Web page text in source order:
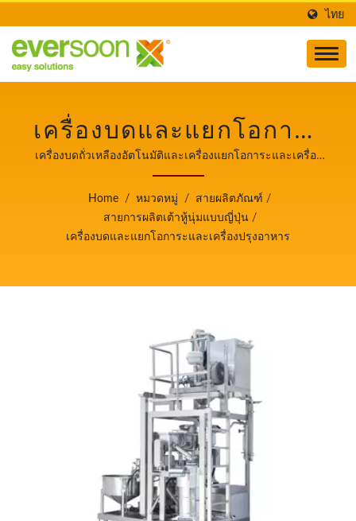
ไทย
เครื่องบดและแยกโอการะ
และเครื่องปรุงอาหารเป็น
หนึ่งในเครื่องจักรในสาย
การผลิตเต้าหู้ซิลค์ญี่ปุ่น. /
เต้าหู้และนมถั่วเหลือง
อัตโนมัติที่ให้ความสำคัญ
สูงสุดกับความปลอดภัย
ด้านอาหาร.
เครื่องบดถั่วเหลืองอัตโนมัติและเครื่องแยกโอการะและเครื่อง
ปรุงอาหาร / ผู้นำด้านเครื่องจักรผลิตเต้าหู้และนมถั่วเหลือง
อัตโนมัติที่ให้ความสำคัญสูงสุดกับความปลอดภัยด้านอาหาร.
Home / หมวดหมู่ / สายผลิตภัณฑ์ /
สายการผลิตเต้าหู้นุ่มแบบญี่ปุ่น /
เครื่องบดและแยกโอการะและเครื่องปรุงอาหาร